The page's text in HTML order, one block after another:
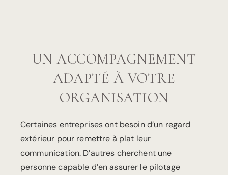
UN ACCOMPAGNEMENT
ADAPTÉ À VOTRE
ORGANISATION
Certaines entreprises ont besoin d’un regard
extérieur pour remettre à plat leur
communication. D’autres cherchent une
personne capable d’en assurer le pilotage